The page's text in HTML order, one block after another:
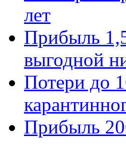
лет
Прибыль
выгодной
Потери до
Прибыль